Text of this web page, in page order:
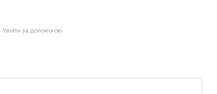
Увійти за допомогою